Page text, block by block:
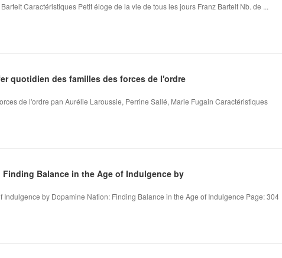
Caractéristiques Petit éloge de la vie de tous les jours Franz Bartelt Nb. de ...
quotidien des familles des forces de l'ordre
de l'ordre pan Aurélie Laroussie, Perrine Sallé, Marie Fugain Caractéristiques
Balance in the Age of Indulgence by
by Dopamine Nation: Finding Balance in the Age of Indulgence Page: 304